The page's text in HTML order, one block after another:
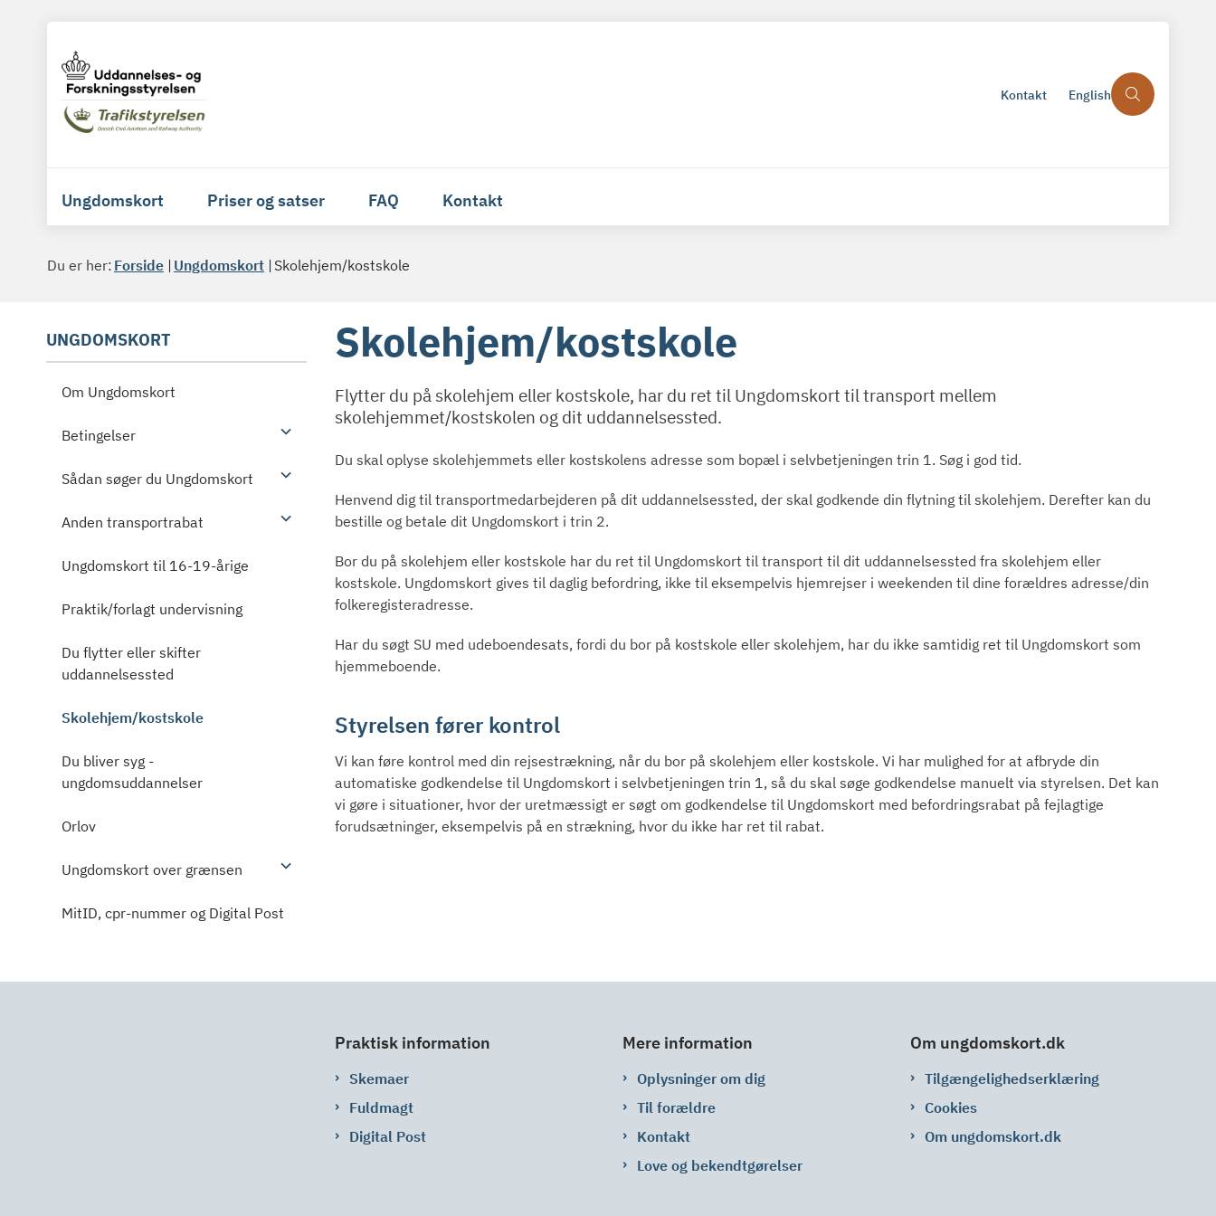
Kontakt English
Ungdomskort Priser og satser FAQ Kontakt
Du er her: Forside Ungdomskort Skolehjem/kostskole
UNGDOMSKORT
Om Ungdomskort
Betingelser
Sådan søger du Ungdomskort
Anden transportrabat
Ungdomskort til 16-19-årige
Praktik/forlagt undervisning
Du flytter eller skifter
uddannelsessted
Skolehjem/kostskole
Du bliver syg -
ungdomsuddannelser
Orlov
Ungdomskort over grænsen
MitID, cpr-nummer og Digital Post
Skolehjem/kostskole
Flytter du på skolehjem eller kostskole, har du ret til Ungdomskort til transport mellem
skolehjemmet/kostskolen og dit uddannelsessted.
Du skal oplyse skolehjemmets eller kostskolens adresse som bopæl i selvbetjeningen trin 1. Søg i god tid.
Henvend dig til transportmedarbejderen på dit uddannelsessted, der skal godkende din flytning til skolehjem. Derefter kan du
bestille og betale dit Ungdomskort i trin 2.
Bor du på skolehjem eller kostskole har du ret til Ungdomskort til transport til dit uddannelsessted fra skolehjem eller
kostskole. Ungdomskort gives til daglig befordring, ikke til eksempelvis hjemrejser i weekenden til dine forældres adresse/din
folkeregisteradresse.
Har du søgt SU med udeboendesats, fordi du bor på kostskole eller skolehjem, har du ikke samtidig ret til Ungdomskort som
hjemmeboende.
Styrelsen fører kontrol
Vi kan føre kontrol med din rejsestrækning, når du bor på skolehjem eller kostskole. Vi har mulighed for at afbryde din
automatiske godkendelse til Ungdomskort i selvbetjeningen trin 1, så du skal søge godkendelse manuelt via styrelsen. Det kan
vi gøre i situationer, hvor der uretmæssigt er søgt om godkendelse til Ungdomskort med befordringsrabat på fejlagtige
forudsætninger, eksempelvis på en strækning, hvor du ikke har ret til rabat.
Praktisk information
Skemaer
Fuldmagt
Digital Post
Mere information
Oplysninger om dig
Til forældre
Kontakt
Love og bekendtgørelser
Om ungdomskort.dk
Tilgængelighedserklæring
Cookies
Om ungdomskort.dk